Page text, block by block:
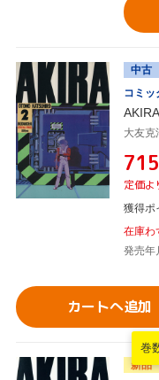
中古
コミッ
大友克
¥715
定価よ
獲得ポ
在庫わ
発売年
カートへ追加
巻
新品